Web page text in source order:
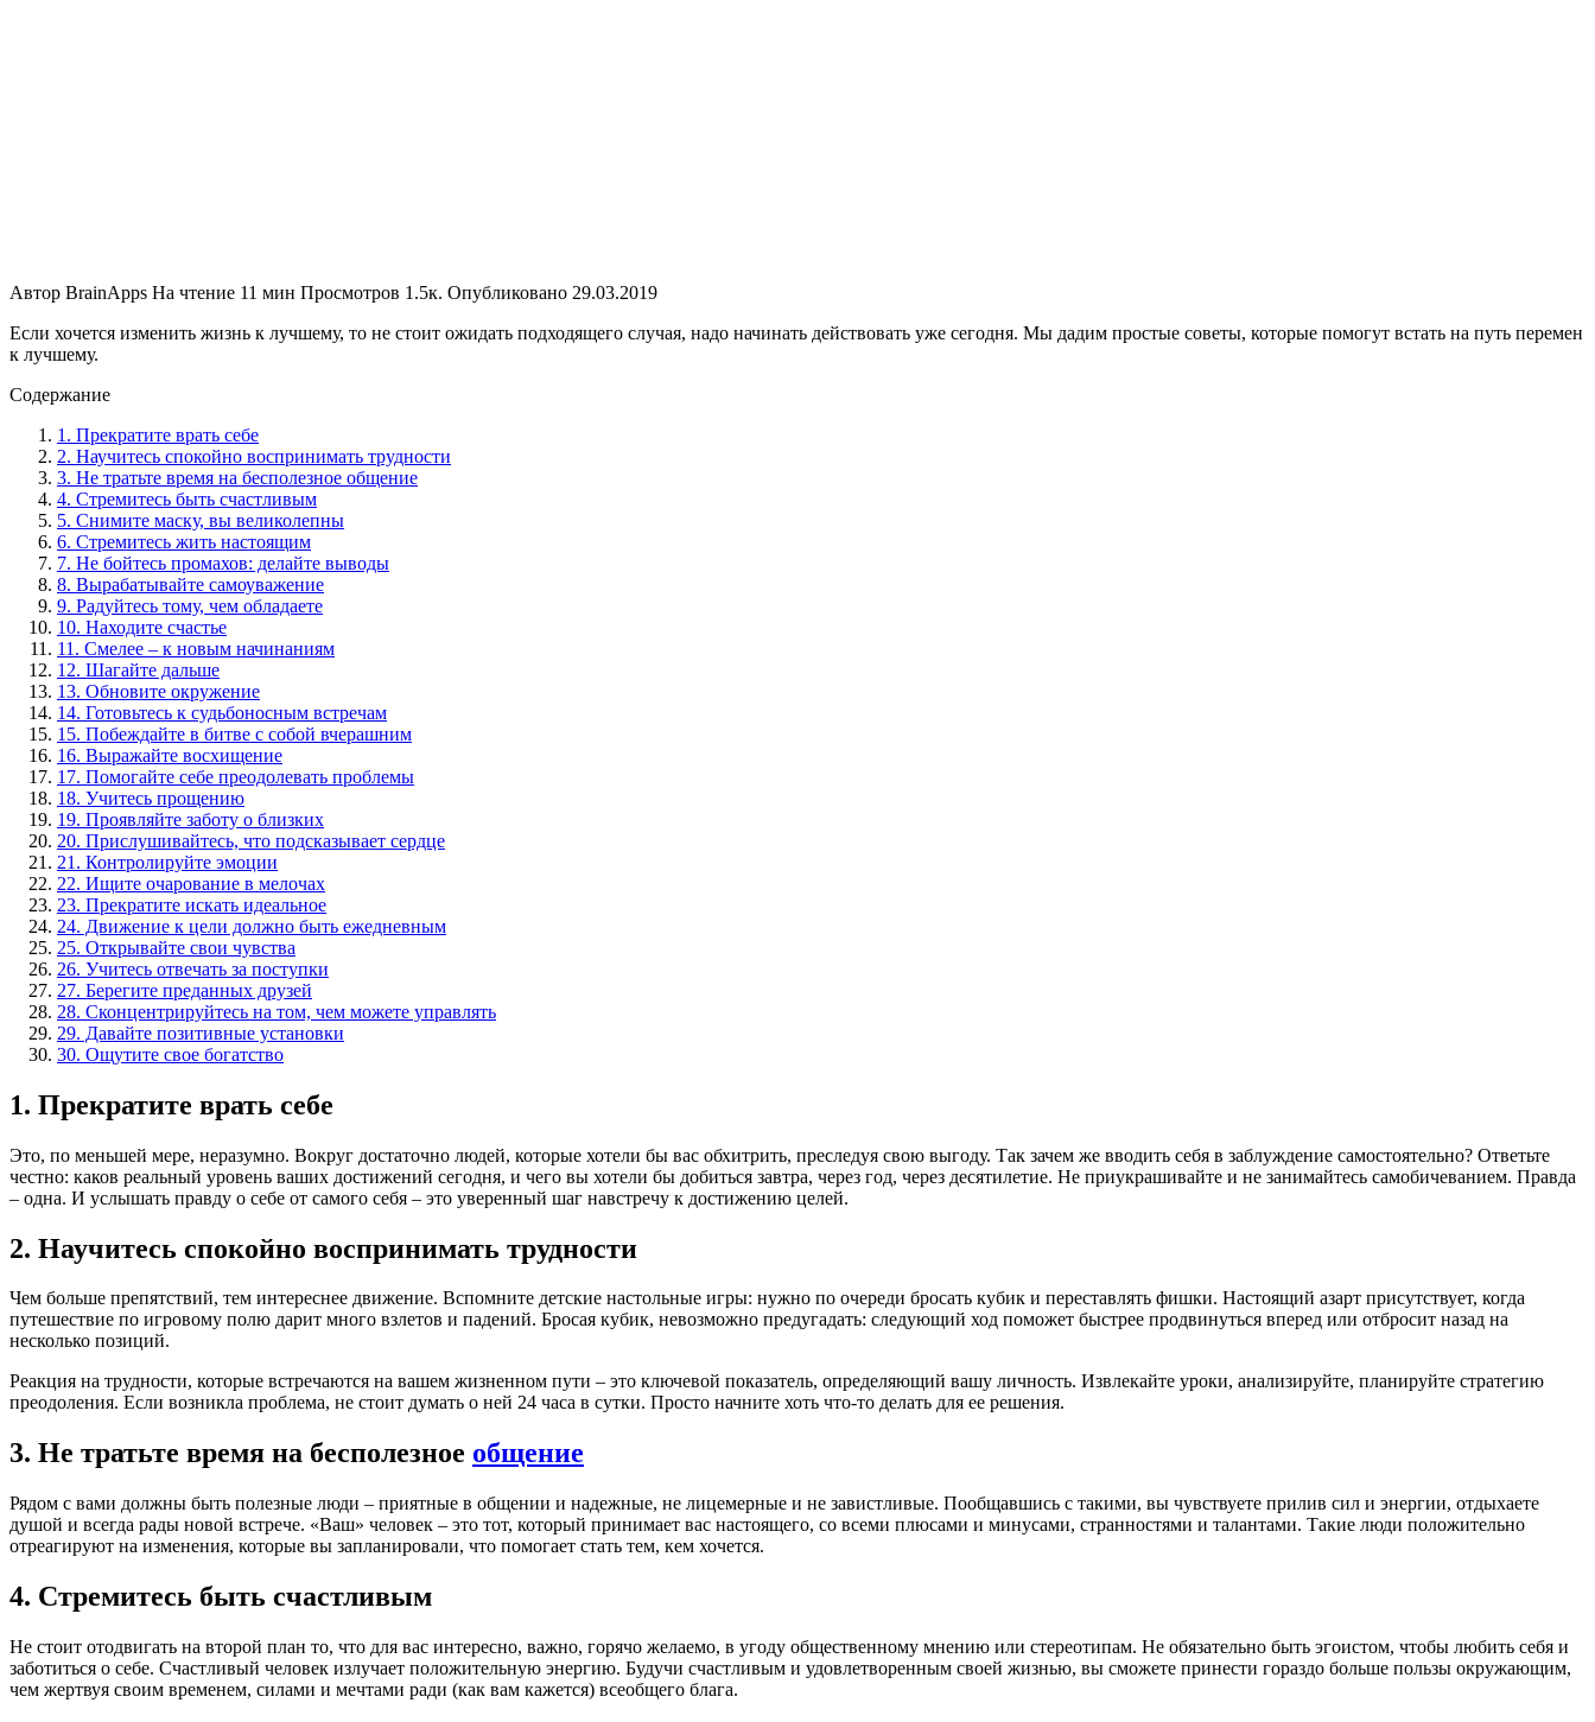
Автор BrainApps На чтение 11 мин Просмотров 1.5к. Опубликовано 29.03.2019
Если хочется изменить жизнь к лучшему, то не стоит ожидать подходящего случая, надо начинать действовать уже сегодня. Мы дадим простые советы, которые помогут встать на путь перемен
к лучшему.
Содержание
1. Прекратите врать себе
2. Научитесь спокойно воспринимать трудности
3. Не тратьте время на бесполезное общение
4. Стремитесь быть счастливым
5. Снимите маску, вы великолепны
6. Стремитесь жить настоящим
7. Не бойтесь промахов: делайте выводы
8. Вырабатывайте самоуважение
9. Радуйтесь тому, чем обладаете
10. Находите счастье
11. Смелее – к новым начинаниям
12. Шагайте дальше
13. Обновите окружение
14. Готовьтесь к судьбоносным встречам
15. Побеждайте в битве с собой вчерашним
16. Выражайте восхищение
17. Помогайте себе преодолевать проблемы
18. Учитесь прощению
19. Проявляйте заботу о близких
20. Прислушивайтесь, что подсказывает сердце
21. Контролируйте эмоции
22. Ищите очарование в мелочах
23. Прекратите искать идеальное
24. Движение к цели должно быть ежедневным
25. Открывайте свои чувства
26. Учитесь отвечать за поступки
27. Берегите преданных друзей
28. Сконцентрируйтесь на том, чем можете управлять
29. Давайте позитивные установки
30. Ощутите свое богатство
1. Прекратите врать себе
Это, по меньшей мере, неразумно. Вокруг достаточно людей, которые хотели бы вас обхитрить, преследуя свою выгоду. Так зачем же вводить себя в заблуждение самостоятельно? Ответьте
честно: каков реальный уровень ваших достижений сегодня, и чего вы хотели бы добиться завтра, через год, через десятилетие. Не приукрашивайте и не занимайтесь самобичеванием. Правда
– одна. И услышать правду о себе от самого себя – это уверенный шаг навстречу к достижению целей.
2. Научитесь спокойно воспринимать трудности
Чем больше препятствий, тем интереснее движение. Вспомните детские настольные игры: нужно по очереди бросать кубик и переставлять фишки. Настоящий азарт присутствует, когда
путешествие по игровому полю дарит много взлетов и падений. Бросая кубик, невозможно предугадать: следующий ход поможет быстрее продвинуться вперед или отбросит назад на
несколько позиций.
Реакция на трудности, которые встречаются на вашем жизненном пути – это ключевой показатель, определяющий вашу личность. Извлекайте уроки, анализируйте, планируйте стратегию
преодоления. Если возникла проблема, не стоит думать о ней 24 часа в сутки. Просто начните хоть что-то делать для ее решения.
3. Не тратьте время на бесполезное общение
Рядом с вами должны быть полезные люди – приятные в общении и надежные, не лицемерные и не завистливые. Пообщавшись с такими, вы чувствуете прилив сил и энергии, отдыхаете
душой и всегда рады новой встрече. «Ваш» человек – это тот, который принимает вас настоящего, со всеми плюсами и минусами, странностями и талантами. Такие люди положительно
отреагируют на изменения, которые вы запланировали, что помогает стать тем, кем хочется.
4. Стремитесь быть счастливым
Не стоит отодвигать на второй план то, что для вас интересно, важно, горячо желаемо, в угоду общественному мнению или стереотипам. Не обязательно быть эгоистом, чтобы любить себя и
заботиться о себе. Счастливый человек излучает положительную энергию. Будучи счастливым и удовлетворенным своей жизнью, вы сможете принести гораздо больше пользы окружающим,
чем жертвуя своим временем, силами и мечтами ради (как вам кажется) всеобщего блага.